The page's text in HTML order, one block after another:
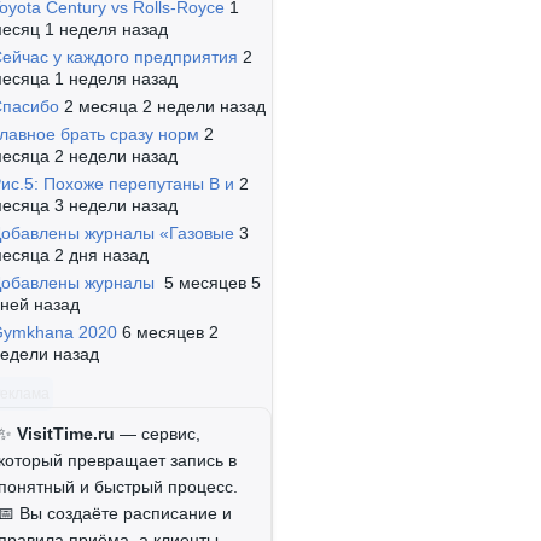
Century vs Rolls-Royce 1
1 неделя назад
у каждого предприятия 2
1 неделя назад
2 месяца 2 недели назад
брать сразу норм 2
2 недели назад
Похоже перепутаны B и 2
3 недели назад
журналы «Газовые 3
2 дня назад
журналы 5 месяцев 5
назад
2020 6 месяцев 2
назад
VisitTime.ru — сервис,
который превращает запись в
понятный и быстрый процесс.
📅 Вы создаёте расписание и